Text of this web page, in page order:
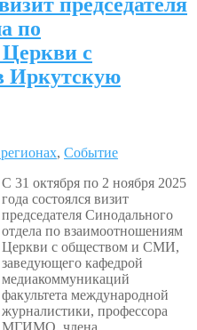
по
с
Иркутскую
, Событие
С 31 октября по 2 ноября 2025
года состоялся визит
председателя Синодального
отдела по взаимоотношениям
Церкви с обществом и СМИ,
заведующего кафедрой
медиакоммуникаций
факультета международной
журналистики, профессора
МГИМО, члена